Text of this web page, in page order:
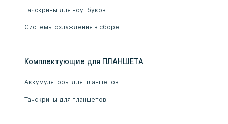
Тачскрины для ноутбуков
Системы охлаждения в сборе
Комплектующие для ПЛАНШЕТА
Аккумуляторы для планшетов
Тачскрины для планшетов